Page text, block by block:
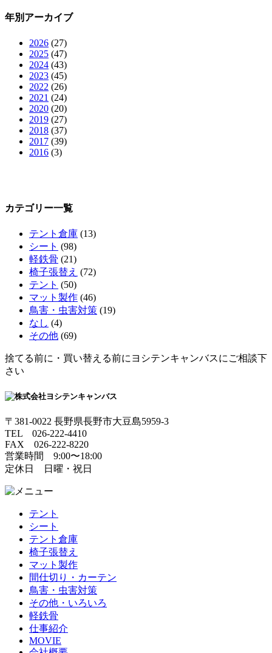
年別アーカイブ
2026 (27)
2025 (47)
2024 (43)
2023 (45)
2022 (26)
2021 (24)
2020 (20)
2019 (27)
2018 (37)
2017 (39)
2016 (3)
カテゴリー一覧
テント倉庫 (13)
シート (98)
軽鉄骨 (21)
椅子張替え (72)
テント (50)
マット製作 (46)
鳥害・虫害対策 (19)
なし (4)
その他 (69)
捨てる前に・買い替える前にヨシテンキャンバスにご相談下
さい
〒381-0022 長野県長野市大豆島5959-3
TEL 026-222-4410
FAX 026-222-8220
営業時間 9:00〜18:00
定休日 日曜・祝日
テント
シート
テント倉庫
椅子張替え
マット製作
間仕切り・カーテン
鳥害・虫害対策
その他・いろいろ
軽鉄骨
仕事紹介
MOVIE